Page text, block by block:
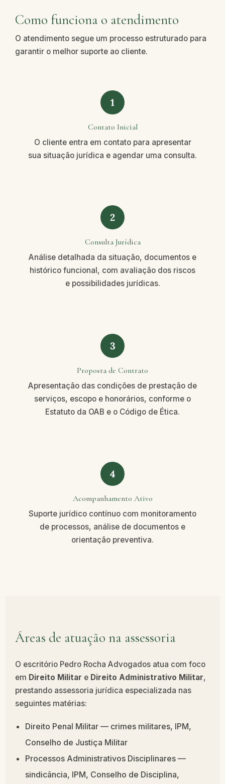
Como funciona o atendimento
O atendimento segue um processo estruturado para
garantir o melhor suporte ao cliente.
1
Contato Inicial
O cliente entra em contato para apresentar
sua situação jurídica e agendar uma consulta.
2
Consulta Jurídica
Análise detalhada da situação, documentos e
histórico funcional, com avaliação dos riscos
e possibilidades jurídicas.
3
Proposta de Contrato
Apresentação das condições de prestação de
serviços, escopo e honorários, conforme o
Estatuto da OAB e o Código de Ética.
4
Acompanhamento Ativo
Suporte jurídico contínuo com monitoramento
de processos, análise de documentos e
orientação preventiva.
Áreas de atuação na assessoria
O escritório Pedro Rocha Advogados atua com foco
em Direito Militar e Direito Administrativo Militar,
prestando assessoria jurídica especializada nas
seguintes matérias:
Direito Penal Militar — crimes militares, IPM,
Conselho de Justiça Militar
Processos Administrativos Disciplinares —
sindicância, IPM, Conselho de Disciplina,